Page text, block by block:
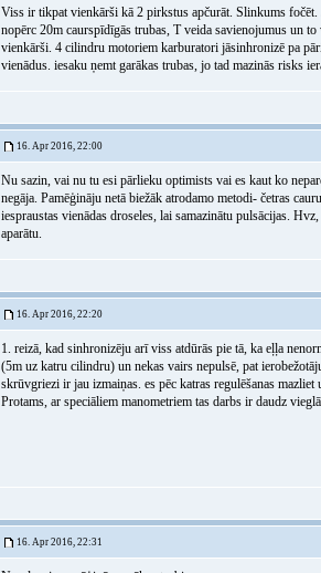
Viss ir tikpat vienkārši kā 2 pirkstus apčurāt. Slinkums fočēt.
nopērc 20m caurspīdīgās trubas, T veida savienojumus un
vienkārši. 4 cilindru motoriem karburatori jāsinhronizē pa
vienādus. iesaku ņemt garākas trubas, jo tad mazinās risks
16. Apr 2016, 22:00
Nu sazin, vai nu tu esi pārlieku optimists vai es kaut ko
negāja. Pamēģināju netā biežāk atrodamo metodi- četras
iespraustas vienādas droseles, lai samazinātu pulsācijas.
aparātu.
16. Apr 2016, 22:20
1. reizā, kad sinhronizēju arī viss atdūrās pie tā, ka eļļa
(5m uz katru cilindru) un nekas vairs nepulsē, pat
skrūvgriezi ir jau izmaiņas. es pēc katras regulēšanas
Protams, ar speciāliem manometriem tas darbs ir daudz
16. Apr 2016, 22:31